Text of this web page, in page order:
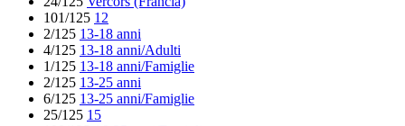
101/125 12
2/125 13-18 anni
4/125 13-18 anni/Adulti
1/125 13-18 anni/Famiglie
2/125 13-25 anni
6/125 13-25 anni/Famiglie
25/125 15